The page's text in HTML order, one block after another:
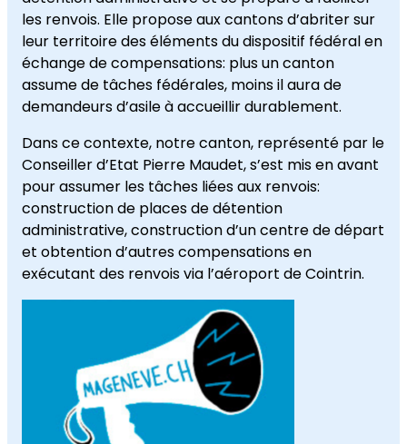
les renvois. Elle propose aux cantons d’abriter sur
leur territoire des éléments du dispositif fédéral en
échange de compensations: plus un canton
assume de tâches fédérales, moins il aura de
demandeurs d’asile à accueillir durablement.
Dans ce contexte, notre canton, représenté par le
Conseiller d’Etat Pierre Maudet, s’est mis en avant
pour assumer les tâches liées aux renvois:
construction de places de détention
administrative, construction d’un centre de départ
et obtention d’autres compensations en
exécutant des renvois via l’aéroport de Cointrin.